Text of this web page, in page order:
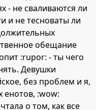
- не сваливаются ли
и не тесноваты ли
обещание
:rupor: - ты чего
Девушки
без проблем и я,
енотов, :wow:
о том, как все